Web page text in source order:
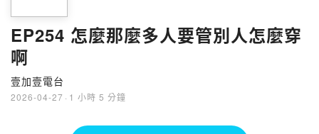
EP254 怎麼那麼多人要管別人怎麼穿
啊
壹加壹電台
2026-04-27 · 1 小時 5 分鐘